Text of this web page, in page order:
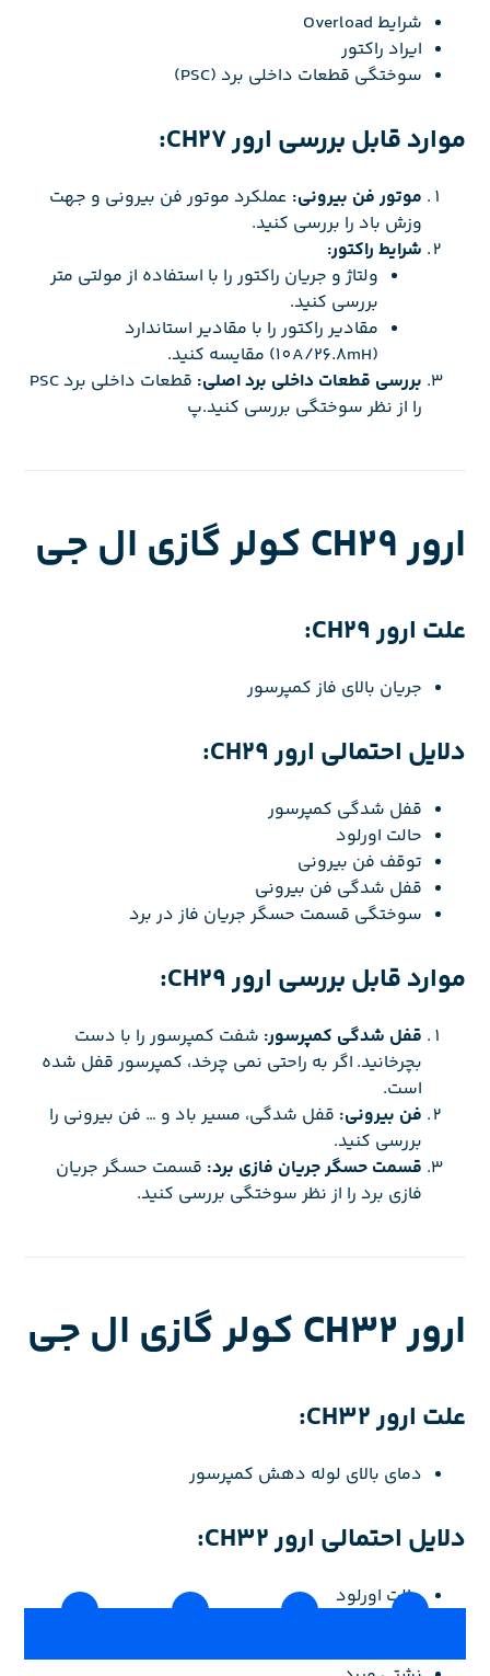
شرایط Overload
ایراد راکتور
سوختگی قطعات داخلی برد (PSC)
موارد قابل بررسی ارور CH27:
موتور فن بیرونی: عملکرد موتور فن بیرونی و جهت
وزش باد را بررسی کنید.
شرایط راکتور:
ولتاژ و جریان راکتور را با استفاده از مولتی متر
بررسی کنید.
مقادیر راکتور را با مقادیر استاندارد
(10A/26.8mH) مقایسه کنید.
بررسی قطعات داخلی برد اصلی:
قطعات داخلی برد PSC
را از نظر سوختگی بررسی کنید.پ
ارور CH29 کولر گازی ال جی
علت ارور CH29:
جریان بالای فاز کمپرسور
دلایل احتمالی ارور CH29:
قفل شدگی کمپرسور
حالت اورلود
توقف فن بیرونی
قفل شدگی فن بیرونی
سوختگی قسمت حسگر جریان فاز در برد
موارد قابل بررسی ارور CH29:
قفل شدگی کمپرسور: شفت کمپرسور را با دست
بچرخانید. اگر به راحتی نمی چرخد، کمپرسور قفل شده
است.
فن بیرونی: قفل شدگی، مسیر باد و … فن بیرونی را
بررسی کنید.
قسمت حسگر جریان فازی برد: قسمت حسگر جریان
فازی برد را از نظر سوختگی بررسی کنید.
ارور CH32 کولر گازی ال جی
علت ارور CH32:
دمای بالای لوله دهش کمپرسور
دلایل احتمالی ارور CH32:
حالت اورلود